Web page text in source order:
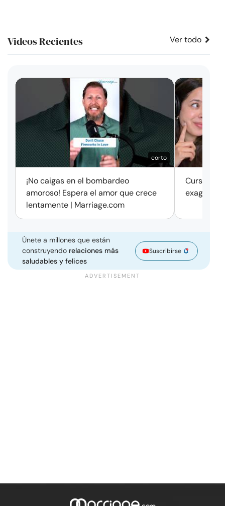
Videos Recientes Ver todo
corto
¡No caigas en el bombardeo
amoroso! Espera el amor que crece
lentamente | Marriage.com
Cursos
Únete a millones que están
construyendo relaciones más
saludables y felices
Suscribirse